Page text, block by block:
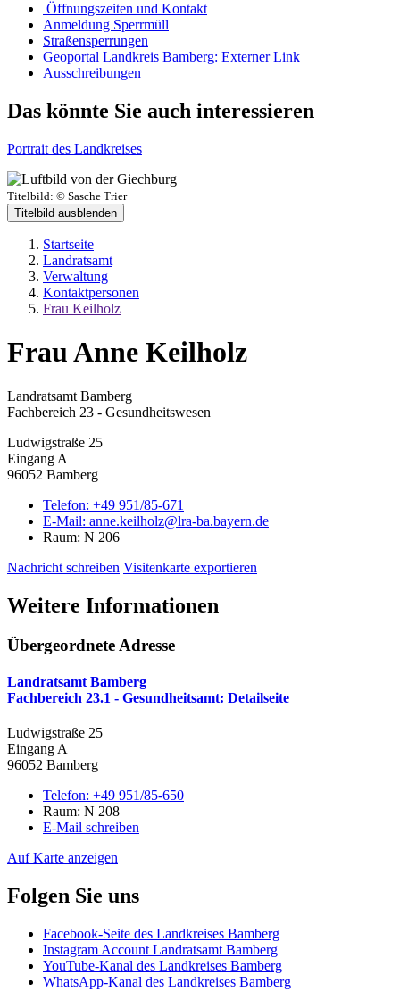
Öffnungszeiten und Kontakt
Anmeldung Sperrmüll
Straßensperrungen
Geoportal Landkreis Bamberg: Externer Link
Ausschreibungen
Das könnte Sie auch interessieren
Portrait des Landkreises
Titelbild: © Sasche Trier
Titelbild ausblenden
Startseite
Landratsamt
Verwaltung
Kontaktpersonen
Frau Keilholz
Frau Anne Keilholz
Landratsamt Bamberg
Fachbereich 23 - Gesundheitswesen
Ludwigstraße 25
Eingang A
96052 Bamberg
Telefon: +49 951/85-671
E-Mail: anne.keilholz@lra-ba.bayern.de
Raum: N 206
Nachricht schreiben Visitenkarte exportieren
Weitere Informationen
Übergeordnete Adresse
Landratsamt Bamberg
Fachbereich 23.1 - Gesundheitsamt: Detailseite
Ludwigstraße 25
Eingang A
96052 Bamberg
Telefon: +49 951/85-650
Raum: N 208
E-Mail schreiben
Auf Karte anzeigen
Folgen Sie uns
Facebook-Seite des Landkreises Bamberg
Instagram Account Landratsamt Bamberg
YouTube-Kanal des Landkreises Bamberg
WhatsApp-Kanal des Landkreises Bamberg